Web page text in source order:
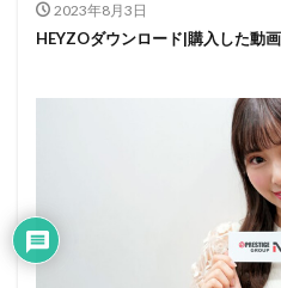
2023年8月3日
HEYZOダウンロード|購入した動